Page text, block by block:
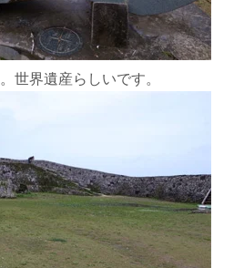
世界遺産らしいです。